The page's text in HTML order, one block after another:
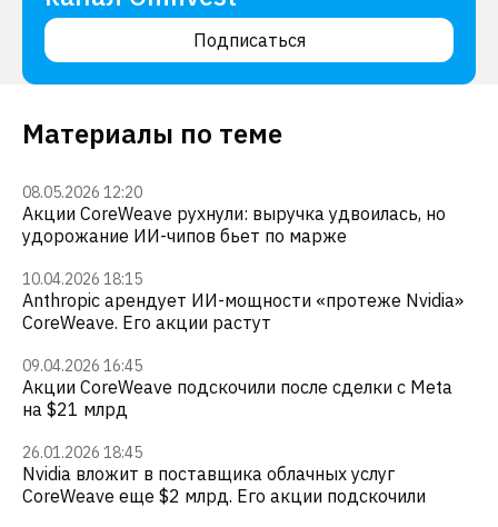
Подписаться
Материалы по теме
08.05.2026 12:20
Акции CoreWeave рухнули: выручка удвоилась, но
удорожание ИИ-чипов бьет по марже
10.04.2026 18:15
Anthropic арендует ИИ-мощности «протеже Nvidia»
CoreWeave. Его акции растут
09.04.2026 16:45
Акции CoreWeave подскочили после сделки с Meta
на $21 млрд
26.01.2026 18:45
Nvidia вложит в поставщика облачных услуг
CoreWeave еще $2 млрд. Его акции подскочили